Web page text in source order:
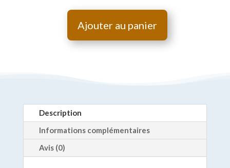
Ajouter au panier
Description
Informations complémentaires
Avis (0)